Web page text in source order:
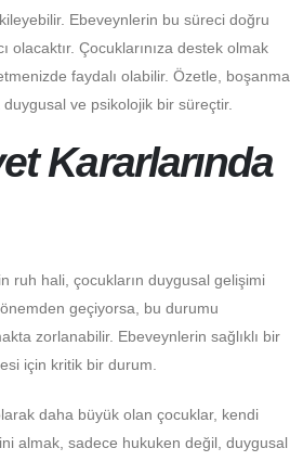
Ebeveynlerin bu süreci doğru
Çocuklarınıza destek olmak
faydalı olabilir. Özetle, boşanma
ve psikolojik bir süreçtir.
Kararlarında
ruh hali, çocukların duygusal gelişimi
geçiyorsa, bu durumu
zorlanabilir. Ebeveynlerin sağlıklı bir
için kritik bir durum.
daha büyük olan çocuklar, kendi
almak, sadece hukuken değil, duygusal